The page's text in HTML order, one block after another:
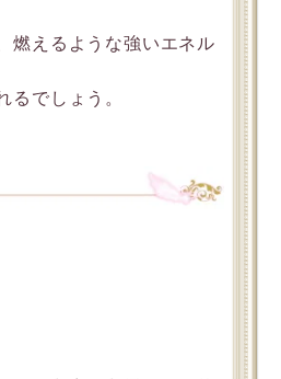
燃えるような強いエネル
るでしょう。